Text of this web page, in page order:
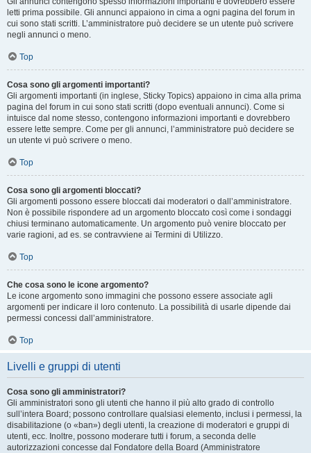
letti prima possibile. Gli annunci appaiono in cima a ogni pagina del forum in
cui sono stati scritti. L’amministratore può decidere se un utente può scrivere
negli annunci o meno.
Top
Cosa sono gli argomenti importanti?
Gli argomenti importanti (in inglese, Sticky Topics) appaiono in cima alla prima
pagina del forum in cui sono stati scritti (dopo eventuali annunci). Come si
intuisce dal nome stesso, contengono informazioni importanti e dovrebbero
essere lette sempre. Come per gli annunci, l’amministratore può decidere se
un utente vi può scrivere o meno.
Top
Cosa sono gli argomenti bloccati?
Gli argomenti possono essere bloccati dai moderatori o dall’amministratore.
Non è possibile rispondere ad un argomento bloccato così come i sondaggi
chiusi terminano automaticamente. Un argomento può venire bloccato per
varie ragioni, ad es. se contravviene ai Termini di Utilizzo.
Top
Che cosa sono le icone argomento?
Le icone argomento sono immagini che possono essere associate agli
argomenti per indicare il loro contenuto. La possibilità di usarle dipende dai
permessi concessi dall’amministratore.
Top
Livelli e gruppi di utenti
Cosa sono gli amministratori?
Gli amministratori sono gli utenti che hanno il più alto grado di controllo
sull’intera Board; possono controllare qualsiasi elemento, inclusi i permessi, la
disabilitazione (o «ban») degli utenti, la creazione di moderatori e gruppi di
utenti, ecc. Inoltre, possono moderare tutti i forum, a seconda delle
autorizzazioni concesse dal Fondatore della Board (Amministratore